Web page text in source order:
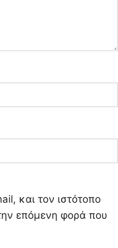
και τον ιστότοπο
επόμενη φορά που